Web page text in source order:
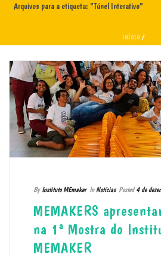
Arquivos para a etiqueta: "Túnel Interativo"
INÍCIO /
By Instituto MEmaker In Notícias Posted 4 de
MEMAKERS
na 1ª Mostra do
MEMAKER